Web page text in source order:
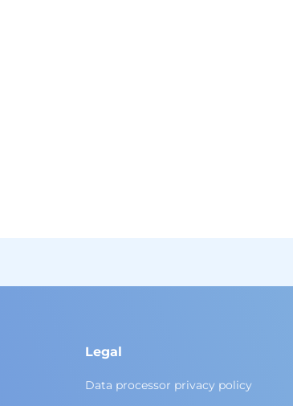
Legal
Data processor privacy policy